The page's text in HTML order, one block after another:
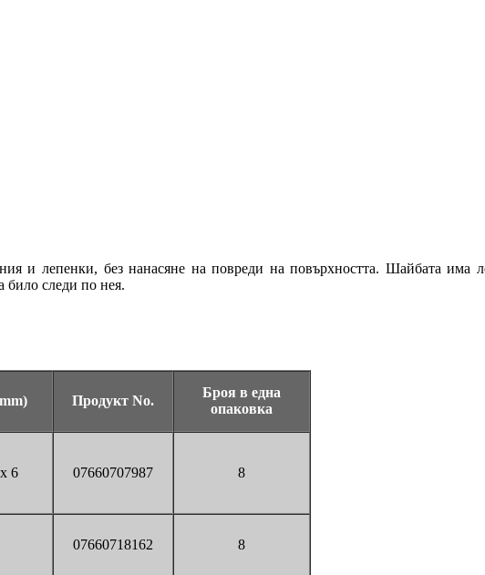
и лепенки, без нанасяне на повреди на повърхността. Шайбата има
било следи по нея.
Продукт No.
Броя в една
опаковка
6 07660707987 8
07660718162 8